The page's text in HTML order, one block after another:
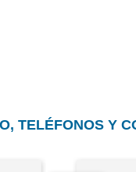
TELÉFONOS Y